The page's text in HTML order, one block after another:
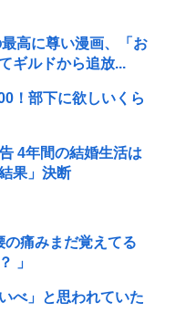
高に尊い漫画、「お
ギルドから追放...
！部下に欲しいくら
4年間の結婚生活は
果」決断
の痛みまだ覚えてる
」
べ」と思われていた